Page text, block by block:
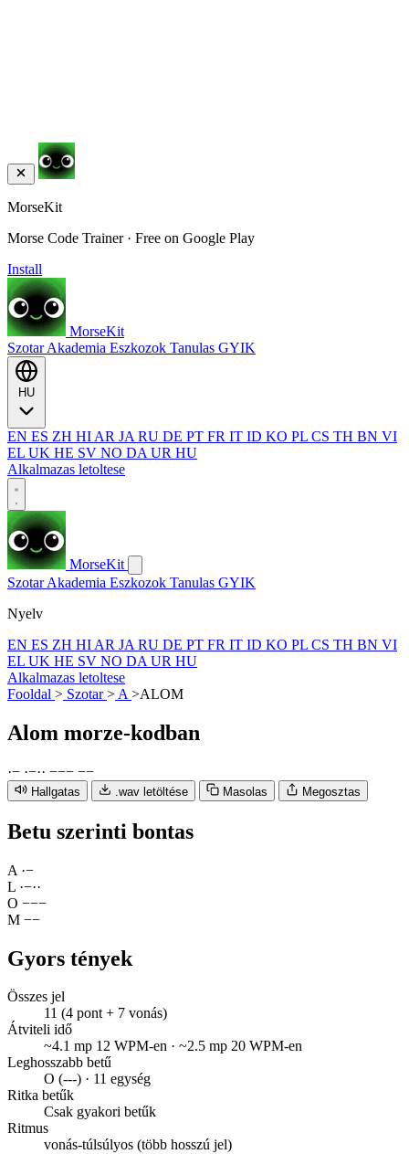
MorseKit
Morse Code Trainer · Free on Google Play
Install
MorseKit
SzotarAkademia Eszkozok Tanulas GYIK
EN ES ZH HI AR JA RU DE PT FR IT ID KO PL CS TH BN VI
EL UK HE SV NO DA UR HU
Alkalmazas letoltese
MorseKit
SzotarAkademia Eszkozok Tanulas GYIK
Nyelv
EN ES ZH HI AR JA RU DE PT FR IT ID KO PL CS TH BN VI
EL UK HE SV NO DA UR HU
Alkalmazas letoltese
Fooldal > Szotar> A >ALOM
Alom morze-kodban
·− ·−·· −−− −−
Hallgatas .wav letöltése Masolas Megosztas
Betu szerinti bontas
A ·−
L ·−··
O −−−
M −−
Gyors tények
Összes jel
11 (4 pont + 7 vonás)
Átviteli idő
~4.1 mp 12 WPM-en · ~2.5 mp 20 WPM-en
Leghosszabb betű
O (---) · 11 egység
Ritka betűk
Csak gyakori betűk
Ritmus
vonás-túlsúlyos (több hosszú jel)